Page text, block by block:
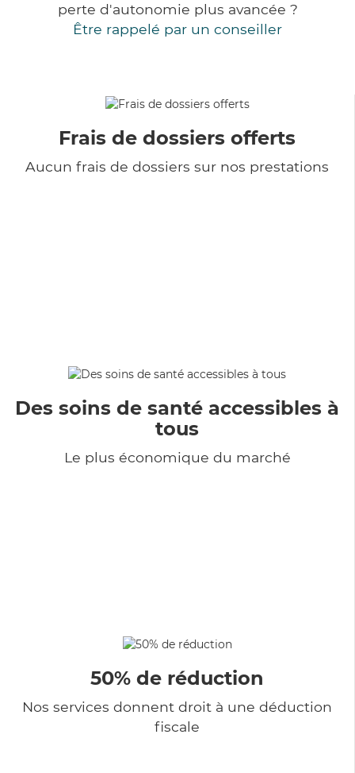
perte d'autonomie plus avancée ?
Être rappelé par un conseiller
Frais de dossiers offerts
Aucun frais de dossiers sur nos prestations
Des soins de santé accessibles à
tous
Le plus économique du marché
50% de réduction
Nos services donnent droit à une déduction
fiscale